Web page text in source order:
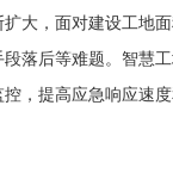
大，面对建设工地
落后等难题。智慧
，提高应急响应速